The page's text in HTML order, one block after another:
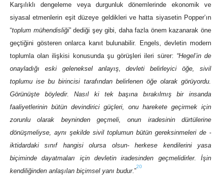
Karşılıklı dengeleme veya durgunluk dönemlerinde ekonomik ve
siyasal etmenlerin eşit düzeye geldikleri ve hatta siyasetin Popper’ın
“toplum mühendisliği” dediği şey gibi, daha fazla önem kazanarak öne
geçtiğini gösteren onlarca kanıt bulunabilir. Engels, devletin modern
toplumla olan ilişkisi konusunda şu görüşleri ileri sürer: “Hegel’in de
onayladığı eski geleneksel anlayış, devleti belirleyici öğe, sivil
toplumu ise bu birincisi tarafından belirlenen öğe olarak görüyordu.
Görünüşte böyledir. Nasıl ki tek başına bırakılmış bir insanda
faaliyetlerinin bütün devindirici güçleri, onu harekete geçirmek için
zorunlu olarak beyninden geçmeli, onun iradesinin dürtülerine
dönüşmeliyse, aynı şekilde sivil toplumun bütün gereksinmeleri de -
iktidardaki sınıf hangisi olursa olsun- herkese kendilerini yasa
biçiminde dayatmaları için devletin iradesinden geçmelidirler. İşin
kendiliğinden anlaşılan biçimsel yanı budur.”
20